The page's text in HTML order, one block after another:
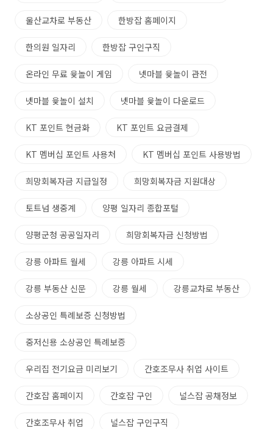
울산교차로 부동산 한방잡 홈페이지
한의원 일자리 한방잡 구인구직
온라인 무료 윷놀이 게임 넷마블 윷놀이 관전
넷마블 윷놀이 설치 넷마블 윷놀이 다운로드
KT 포인트 현금화 KT 포인트 요금결제
KT 멤버십 포인트 사용처 KT 멤버십 포인트 사용방법
희망회복자금 지급일정 희망회복자금 지원대상
토트넘 생중계 양평 일자리 종합포털
양평군청 공공일자리 희망회복자금 신청방법
강릉 아파트 월세 강릉 아파트 시세
강릉 부동산 신문 강릉 월세 강릉교차로 부동산
소상공인 특례보증 신청방법
중저신용 소상공인 특례보증
우리집 전기요금 미리보기 간호조무사 취업 사이트
간호잡 홈페이지 간호잡 구인 널스잡 공채정보
간호조무사 취업 널스잡 구인구직